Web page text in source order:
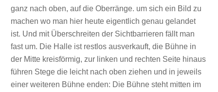
ganz nach oben, auf die Oberränge. um sich ein Bild zu
machen wo man hier heute eigentlich genau gelandet
ist. Und mit Überschreiten der Sichtbarrieren fällt man
fast um. Die Halle ist restlos ausverkauft, die Bühne in
der Mitte kreisförmig, zur linken und rechten Seite hinaus
führen Stege die leicht nach oben ziehen und in jeweils
einer weiteren Bühne enden: Die Bühne steht mitten im